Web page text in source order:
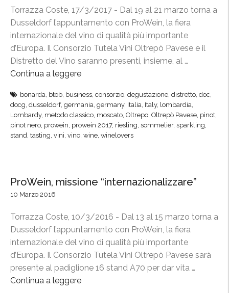
C
s
i
o
a
i
a
i
n
t
e
Torrazza Coste, 17/3/2017 - Dal 19 al 21 marzo torna a
Dusseldorf l’appuntamento con ProWein, la fiera
internazionale del vino di qualità più importante
d’Europa. Il Consorzio Tutela Vini Oltrepò Pavese e il
Distretto del Vino saranno presenti, insieme, al …
Continua a leggere
l
t
r
e
a
e
s
e
a
P
bonarda, btob, business, consorzio, degustazione, distretto, doc,
docg, dusseldorf, germania, germany, Italia, Italy, lombardia,
Lombardy, metodo classico, moscato, Oltrepo, Oltrepò Pavese, pinot,
pinot nero, prowein, prowein 2017, riesling, sommelier, sparkling,
stand, tasting, vini, vino, wine, winelovers
ProWein, missione “internazionalizzare”
10 Marzo 2016
Torrazza Coste, 10/3/2016 - Dal 13 al 15 marzo torna a
Dusseldorf l’appuntamento con ProWein, la fiera
internazionale del vino di qualità più importante
d’Europa. Il Consorzio Tutela Vini Oltrepò Pavese sarà
presente al padiglione 16 stand A70 per dar vita …
Continua a leggere